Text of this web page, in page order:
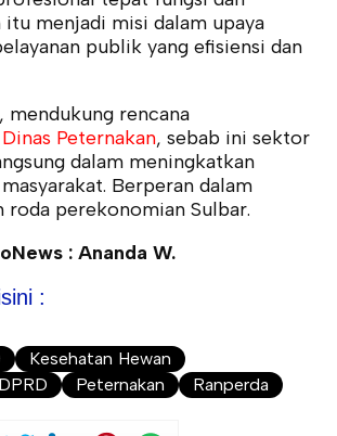
itu menjadi misi dalam upaya
publik yang efisiensi dan
mendukung rencana
Dinas Peternakan, sebab ini sektor
dalam meningkatkan
Berperan dalam
roda perekonomian Sulbar.
: Ananda W.
:
Kesehatan Hewan
Peternakan Ranperda